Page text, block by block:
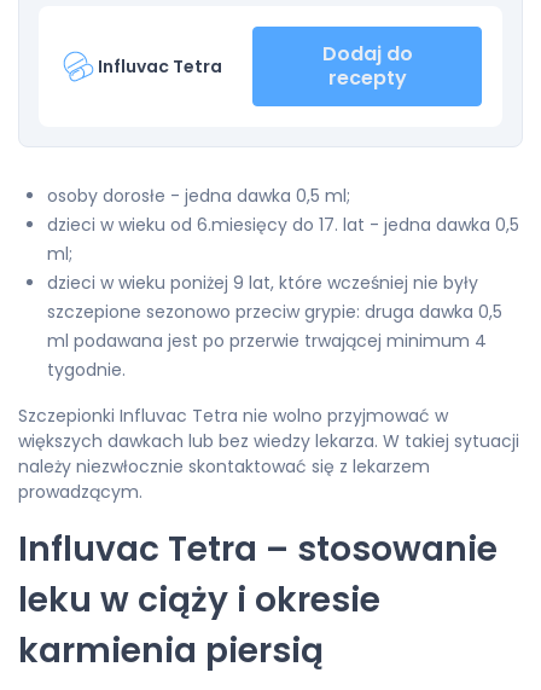
Influvac Tetra
Dodaj do
recepty
osoby dorosłe - jedna dawka 0,5 ml;
dzieci w wieku od 6.miesięcy do 17. lat - jedna dawka 0,5
ml;
dzieci w wieku poniżej 9 lat, które wcześniej nie były
szczepione sezonowo przeciw grypie: druga dawka 0,5
ml podawana jest po przerwie trwającej minimum 4
tygodnie.
Szczepionki Influvac Tetra nie wolno przyjmować w
większych dawkach lub bez wiedzy lekarza. W takiej sytuacji
należy niezwłocznie skontaktować się z lekarzem
prowadzącym.
Influvac Tetra – stosowanie
leku w ciąży i okresie
karmienia piersią